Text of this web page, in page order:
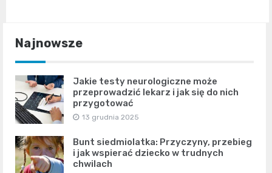
Najnowsze
Jakie testy neurologiczne może
przeprowadzić lekarz i jak się do nich
przygotować
13 grudnia 2025
Bunt siedmiolatka: Przyczyny, przebieg
i jak wspierać dziecko w trudnych
chwilach